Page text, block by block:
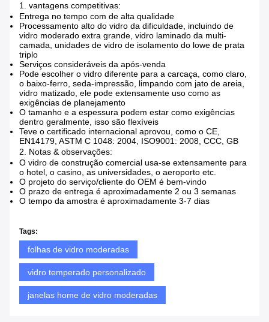
1. vantagens competitivas:
Entrega no tempo com de alta qualidade
Processamento alto do vidro da dificuldade, incluindo de
vidro moderado extra grande, vidro laminado da multi-
camada, unidades de vidro de isolamento do lowe de prata
triplo
Serviços consideráveis da após-venda
Pode escolher o vidro diferente para a carcaça, como claro,
o baixo-ferro, seda-impressão, limpando com jato de areia,
vidro matizado, ele pode extensamente uso como as
exigências de planejamento
O tamanho e a espessura podem estar como exigências
dentro geralmente, isso são flexíveis
Teve o certificado internacional aprovou, como o CE,
EN14179, ASTM C 1048: 2004, ISO9001: 2008, CCC, GB
2. Notas & observações:
O vidro de construção comercial usa-se extensamente para
o hotel, o casino, as universidades, o aeroporto etc.
O projeto do serviço/cliente do OEM é bem-vindo
O prazo de entrega é aproximadamente 2 ou 3 semanas
O tempo da amostra é aproximadamente 3-7 dias
Tags:
folhas de vidro moderadas
vidro temperado personalizado
janelas home de vidro moderadas